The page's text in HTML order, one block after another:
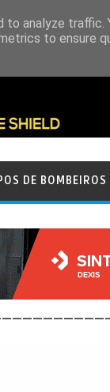
DE BOMBEIROS
analyze traffic.
to ensure